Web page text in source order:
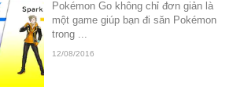
Pokémon Go không chỉ đơn giản là
một game giúp bạn đi săn Pokémon
trong ...
12/08/2016